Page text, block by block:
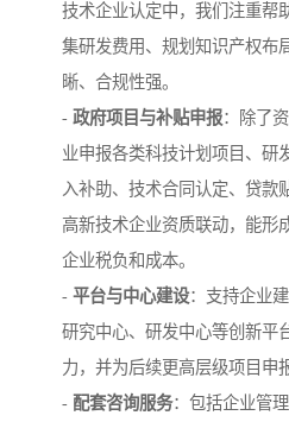
技术企业认定中，我们注重帮
集研发费用、规划知识产权布
晰、合规性强。
- 政府项目与补贴申报：除了
业申报各类科技计划项目、研
入补助、技术合同认定、贷款
高新技术企业资质联动，能形
企业税负和成本。
- 平台与中心建设：支持企业
研究中心、研发中心等创新平
力，并为后续更高层级项目申
- 配套咨询服务：包括企业管